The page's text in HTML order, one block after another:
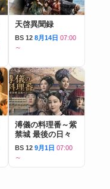
天啓異聞録
BS 12 8月14日 07:00
～
溥儀の料理番～紫
禁城 最後の日々
BS 12 9月1日 07:00
～